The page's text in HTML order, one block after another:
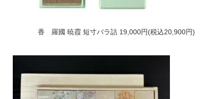
香 羅國 暁霞 短寸バラ詰 19,000円(税込20,900円)